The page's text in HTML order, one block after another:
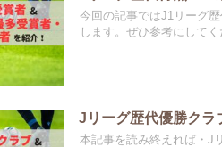
今回の記事ではJ1リーグ
します。ぜひ参考にして
Jリーグ歴代優勝クラ
本記事を読み終えれば・J